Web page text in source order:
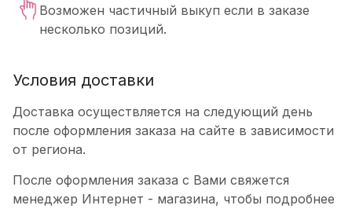
Возможен частичный выкуп если в заказе
несколько позиций.
Условия доставки
Доставка осуществляется на следующий день
после оформления заказа на сайте в зависимости
от региона.
После оформления заказа с Вами свяжется
менеджер Интернет - магазина, чтобы подробнее